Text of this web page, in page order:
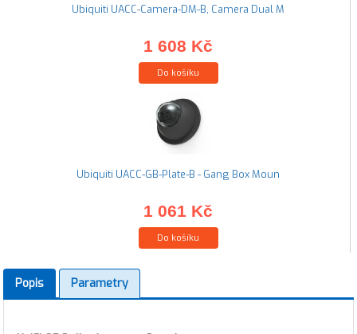
Ubiquiti UACC-Camera-DM-B, Camera Dual M
1 608 Kč
Do košíku
Ubiquiti UACC-GB-Plate-B - Gang Box Moun
1 061 Kč
Do košíku
Popis Parametry